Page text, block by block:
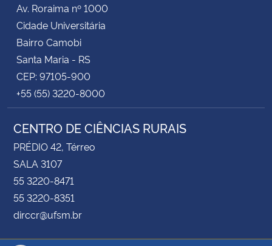
Av. Roraima nº 1000
Cidade Universitária
Bairro Camobi
Santa Maria - RS
CEP: 97105-900
+55 (55) 3220-8000
CENTRO DE CIÊNCIAS RURAIS
PRÉDIO 42, Térreo
SALA 3107
55 3220-8471
55 3220-8351
dirccr@ufsm.br